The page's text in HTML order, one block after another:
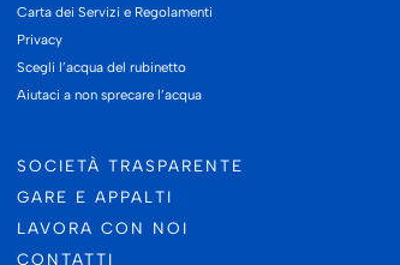
Carta dei Servizi e Regolamenti
Privacy
Scegli l’acqua del rubinetto
Aiutaci a non sprecare l’acqua
SOCIETÀ TRASPARENTE
GARE E APPALTI
LAVORA CON NOI
CONTATTI